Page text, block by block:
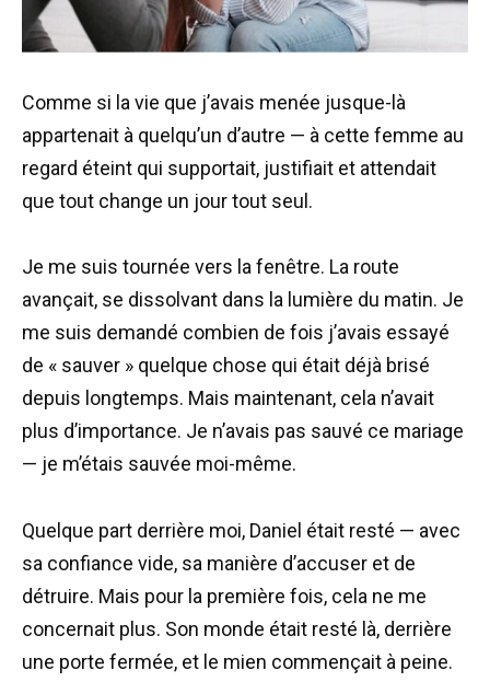
Comme si la vie que j’avais menée jusque-là
appartenait à quelqu’un d’autre — à cette femme au
regard éteint qui supportait, justifiait et attendait
que tout change un jour tout seul.
Je me suis tournée vers la fenêtre. La route
avançait, se dissolvant dans la lumière du matin. Je
me suis demandé combien de fois j’avais essayé
de « sauver » quelque chose qui était déjà brisé
depuis longtemps. Mais maintenant, cela n’avait
plus d’importance. Je n’avais pas sauvé ce mariage
— je m’étais sauvée moi-même.
Quelque part derrière moi, Daniel était resté — avec
sa confiance vide, sa manière d’accuser et de
détruire. Mais pour la première fois, cela ne me
concernait plus. Son monde était resté là, derrière
une porte fermée, et le mien commençait à peine.